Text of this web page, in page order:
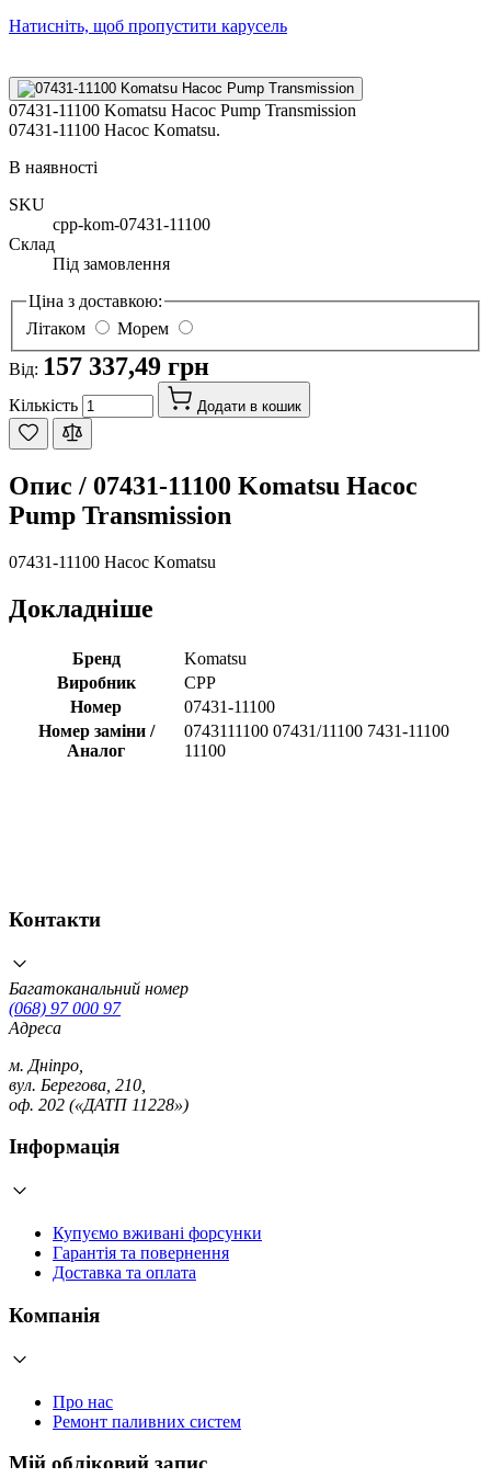
Натисніть, щоб пропустити карусель
07431-11100 Komatsu Насос Pump Transmission
07431-11100 Насос Komatsu.
В наявності
SKU
cpp-kom-07431-11100
Склад
Під замовлення
Ціна з доставкою:
Літаком
Морем
Від: 157 337,49 грн
Кількість Додати в кошик
Опис / 07431-11100 Komatsu Насос
Pump Transmission
07431-11100 Насос Komatsu
Докладніше
Бренд
Komatsu
Виробник
CPP
Номер
07431-11100
Номер заміни /
Аналог
0743111100 07431/11100 7431-11100
11100
Контакти
Багатоканальний номер
(068) 97 000 97
Адреса
м. Дніпро,
вул. Берегова, 210,
оф. 202 («ДАТП 11228»)
Інформація
Купуємо вживані форсунки
Гарантія та повернення
Доставка та оплата
Компанія
Про нас
Ремонт паливних систем
Мій обліковий запис